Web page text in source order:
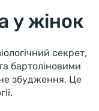
у жінок
секрет,
бартоліновими
збудження. Це